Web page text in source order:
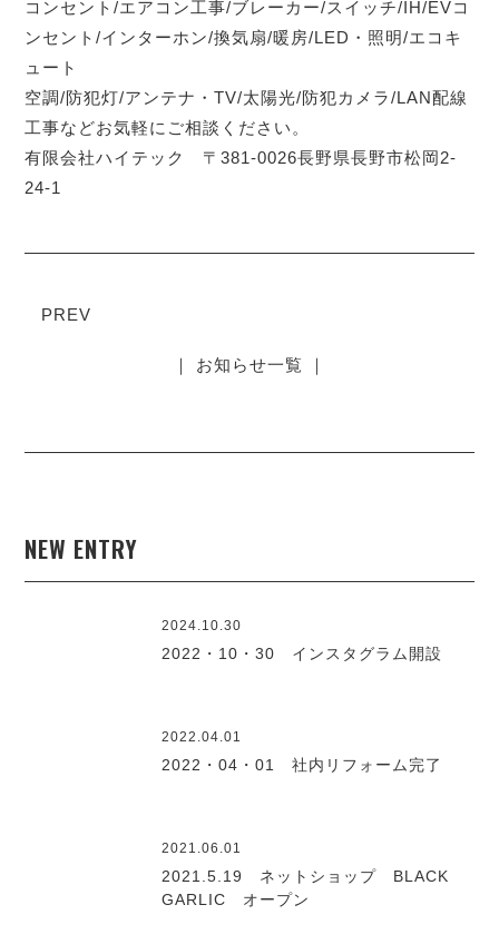
コンセント/エアコン工事/ブレーカー/スイッチ/IH/EVコ
ンセント/インターホン/換気扇/暖房/LED・照明/エコキ
ュート
空調/防犯灯/アンテナ・TV/太陽光/防犯カメラ/LAN配線
工事などお気軽にご相談ください。
有限会社ハイテック 〒381-0026長野県長野市松岡2-
24-1
PREV
｜ お知らせ一覧 ｜
NEW ENTRY
2024.10.30
2022・10・30 インスタグラム開設
2022.04.01
2022・04・01 社内リフォーム完了
2021.06.01
2021.5.19 ネットショップ BLACK
GARLIC オープン